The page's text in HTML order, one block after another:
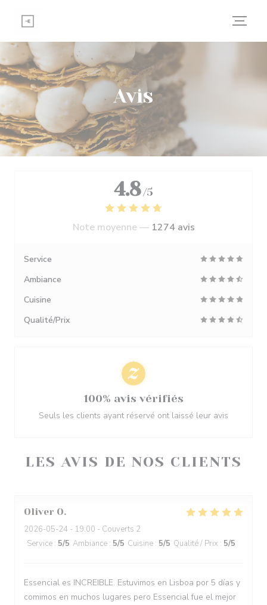
Avis
LES AVIS DE NOS CLIENTS
Oliver O
2026-05-24 - 19:00 - Couverts 2
Service : 5/5 Ambiance : 5/5 Cuisine : 5/5 Qualité / Prix : 5/5
Essencial es INCREIBLE. Estuvimos en Lisboa por 5 días y
comimos en muchos lugares pero Essencial fue el mejor
4.8 /5
Note moyenne — 1274 avis
Service
Ambiance
Cuisine
Qualité/Prix
100% avis vérifiés
Seuls les clients ayant réservé ont laissé leur avis